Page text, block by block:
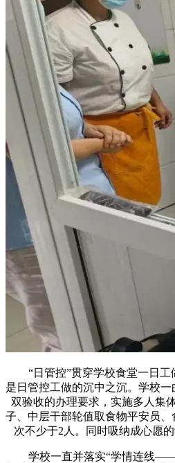
“日管控”贯穿学校食堂一日工
是日管控工做的沉中之沉。学校
双验收的办理要求，实施多人集
子、中层干部轮值取食物平安员
次不少于2人。同时吸纳成心愿
学校一直并落实“学情连线——